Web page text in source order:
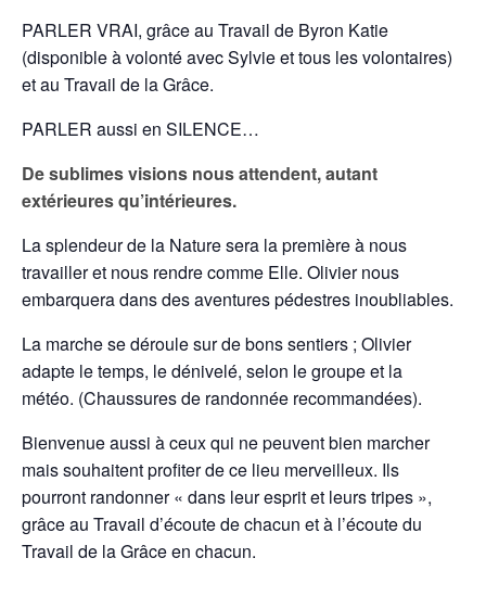
PARLER VRAI, grâce au Travail de Byron Katie
(disponible à volonté avec Sylvie et tous les volontaires)
et au Travail de la Grâce.
PARLER aussi en SILENCE…
De sublimes visions nous attendent, autant
extérieures qu’intérieures.
La splendeur de la Nature sera la première à nous
travailler et nous rendre comme Elle. Olivier nous
embarquera dans des aventures pédestres inoubliables.
La marche se déroule sur de bons sentiers ; Olivier
adapte le temps, le dénivelé, selon le groupe et la
météo. (Chaussures de randonnée recommandées).
Bienvenue aussi à ceux qui ne peuvent bien marcher
mais souhaitent profiter de ce lieu merveilleux. Ils
pourront randonner « dans leur esprit et leurs tripes »,
grâce au Travail d’écoute de chacun et à l’écoute du
Travail de la Grâce en chacun.